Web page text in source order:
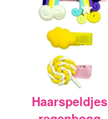
Haarspeldjes